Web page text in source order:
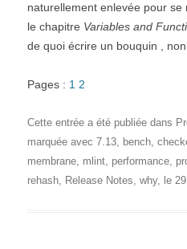
naturellement enlevée pour
le chapitre Variables and
de quoi écrire un bouquin ,
Pages : 1 2
Cette entrée a été publiée dans
marquée avec 7.13, bench,
membrane, mlint, performance,
rehash, Release Notes, why, le